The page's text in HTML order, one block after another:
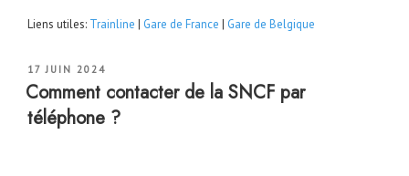
Liens utiles: Trainline | Gare de France | Gare de Belgique
PUBLIÉ
LE
17 JUIN 2024
Comment contacter de la SNCF par
téléphone ?